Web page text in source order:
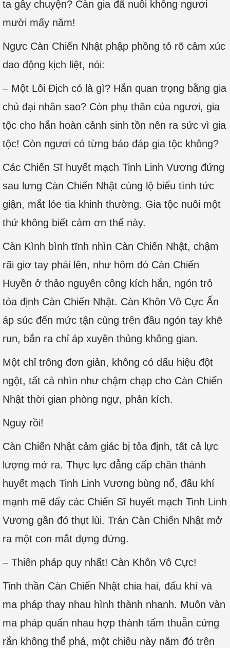
ta gây chuyện? Càn gia đã nuôi không ngươi
mười mấy năm!
Ngực Càn Chiến Nhật phập phồng tỏ rõ cảm xúc
dao động kịch liệt, nói:
– Một Lôi Địch có là gì? Hắn quan trọng bằng gia
chủ đại nhân sao? Còn phụ thân của ngươi, gia
tộc cho hắn hoàn cảnh sinh tồn nên ra sức vì gia
tộc! Còn ngươi có từng báo đáp gia tộc không?
Các Chiến Sĩ huyết mạch Tinh Linh Vương đứng
sau lưng Càn Chiến Nhật cùng lộ biểu tình tức
giận, mắt lóe tia khinh thường. Gia tộc nuôi một
thứ không biết cảm ơn thế này.
Càn Kình bình tĩnh nhìn Càn Chiến Nhật, chậm
rãi giơ tay phải lên, như hôm đó Càn Chiến
Huyền ở thảo nguyên công kích hắn, ngón trỏ
tỏa định Càn Chiến Nhật. Càn Khôn Vô Cực Ấn
áp súc đến mức tận cùng trên đầu ngón tay khẽ
run, bắn ra chỉ áp xuyên thủng không gian.
Một chỉ trông đơn giản, không có dấu hiệu đột
ngột, tất cả nhìn như chậm chạp cho Càn Chiến
Nhật thời gian phòng ngự, phản kích.
Nguy rồi!
Càn Chiến Nhật cảm giác bị tỏa định, tất cả lực
lượng mở ra. Thực lực đẳng cấp chân thánh
huyết mạch Tinh Linh Vương bùng nổ, đấu khí
mạnh mẽ đẩy các Chiến Sĩ huyết mạch Tinh Linh
Vương gần đó thụt lùi. Trán Càn Chiến Nhật mở
ra một con mắt dựng đứng.
– Thiên pháp quy nhất! Càn Khôn Vô Cực!
Tinh thần Càn Chiến Nhật chia hai, đấu khí và
ma pháp thay nhau hình thành nhanh. Muôn vàn
ma pháp quấn nhau hợp thành tấm thuẫn cứng
rắn không thể phá, một chiêu này năm đó trên